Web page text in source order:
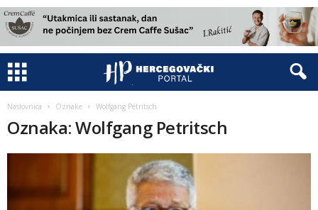
Naslovnica Oznake Wolfgang Petritsch
Oznaka: Wolfgang Petritsch